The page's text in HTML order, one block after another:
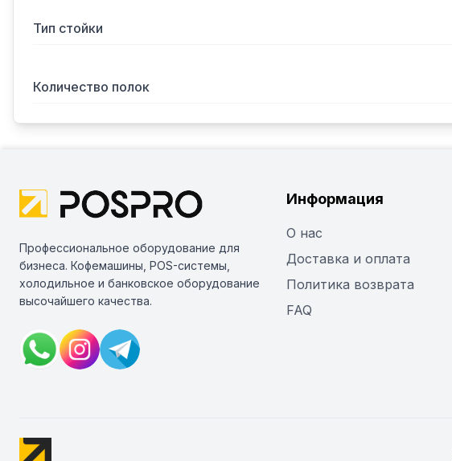
Тип стойки
Количество полок
Профессиональное оборудование для
бизнеса. Кофемашины, POS-системы,
холодильное и банковское оборудование
высочайшего качества.
Информация
О нас
Доставка и оплата
Политика возврата
FAQ